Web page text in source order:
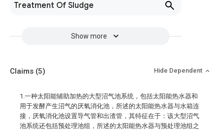
Treatment Of Sludge
Show more
Claims (5) Hide Dependent
1.一种太阳能辅助加热的大型沼气池系统，包括太阳能热水器和
用于发酵产生沼气的厌氧消化池，所述的太阳能热水器与水箱连
接，厌氧消化池设置导气管和出渣管，其特征在于：该大型沼气
池系统还包括预处理池组，所述的太阳能热水器与预处理池组之